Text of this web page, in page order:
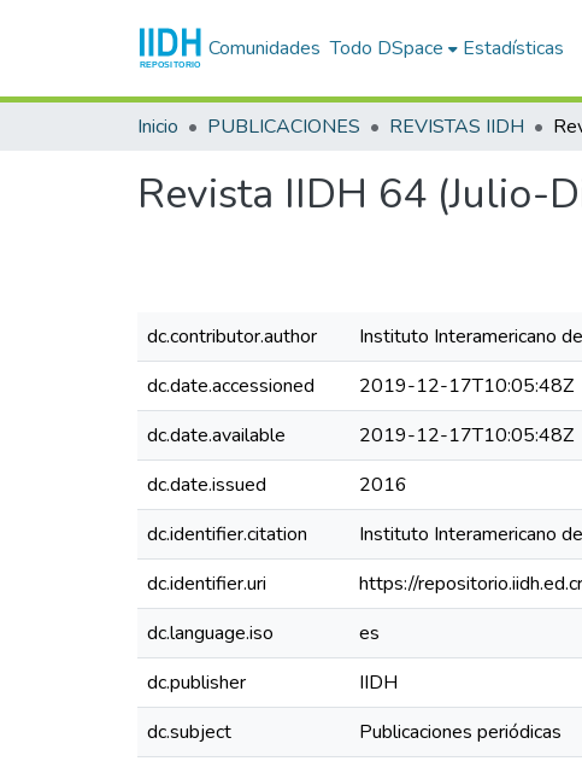
Comunidades Todo DSpace Estadísticas
Inicio PUBLICACIONES REVISTAS IIDH
Revista IIDH 64 (Julio-
dc.contributor.author
Instituto Interamericano
dc.date.accessioned
2019-12-17T10:05:48Z
dc.date.available
2019-12-17T10:05:48Z
dc.date.issued
2016
dc.identifier.citation
Instituto Interamericano
dc.identifier.uri
https://
dc.language.iso
es
dc.publisher
IIDH
dc.subject
Publicaciones periódicas